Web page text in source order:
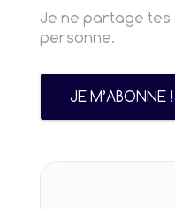
Je ne partage tes
personne.